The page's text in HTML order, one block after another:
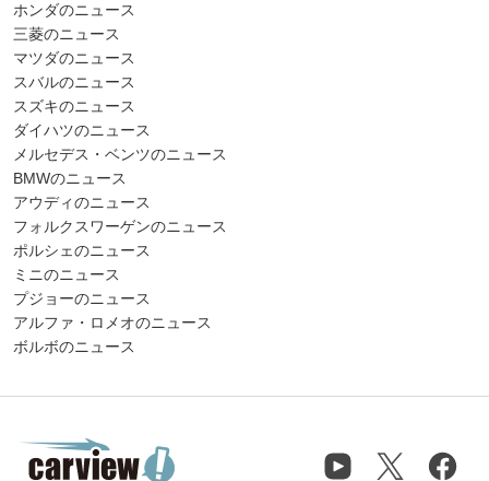
ホンダのニュース
三菱のニュース
マツダのニュース
スバルのニュース
スズキのニュース
ダイハツのニュース
メルセデス・ベンツのニュース
BMWのニュース
アウディのニュース
フォルクスワーゲンのニュース
ポルシェのニュース
ミニのニュース
プジョーのニュース
アルファ・ロメオのニュース
ボルボのニュース